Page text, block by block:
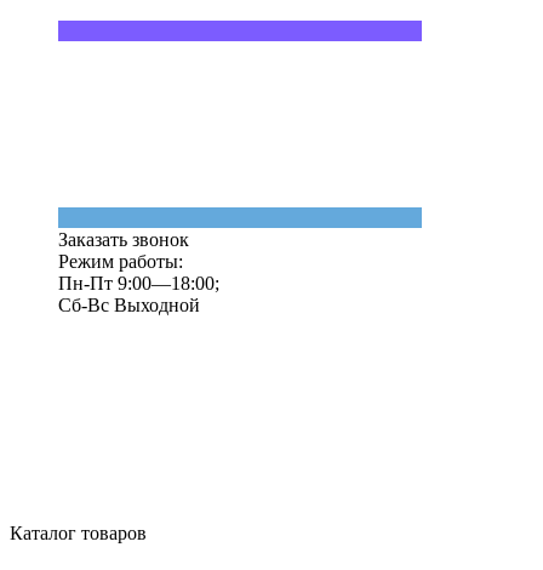
Заказать звонок
Режим работы:
Пн-Пт 9:00—18:00;
Сб-Вс Выходной
Каталог товаров